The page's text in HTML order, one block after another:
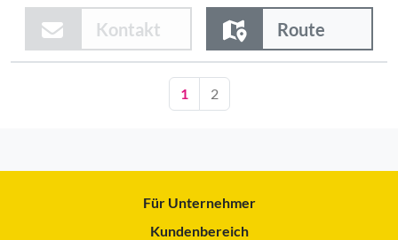
Kontakt Route
1 2
Für Unternehmer
Kundenbereich